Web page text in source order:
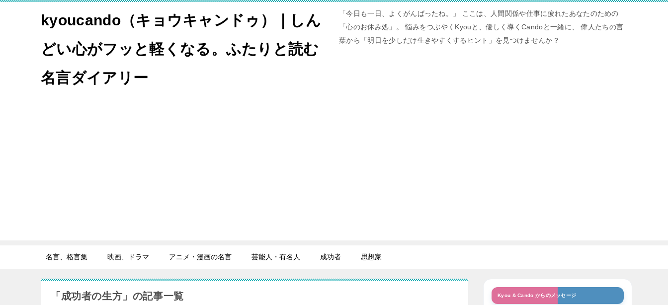
kyoucando（キョウキャンドゥ）｜しん
どい心がフッと軽くなる。ふたりと読む
名言ダイアリー
「今日も一日、よくがんばったね。」 ここは、人間関係や仕事に疲れたあなたのための
「心のお休み処」。 悩みをつぶやくKyouと、優しく導くCandoと一緒に、 偉人たちの言
葉から「明日を少しだけ生きやすくするヒント」を見つけませんか？
名言、格言集 映画、ドラマ アニメ・漫画の名言 芸能人・有名人 成功者 思想家
「成功者の生方」の記事一覧 Kyou & Cando からのメッセージ